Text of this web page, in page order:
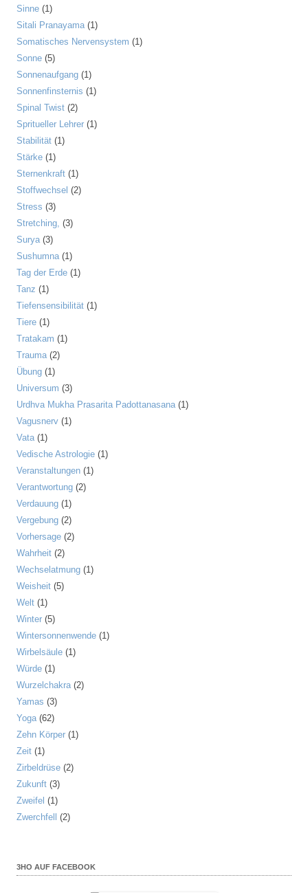
Sinne (1)
Sitali Pranayama(1)
Somatisches Nervensystem (1)
Sonne (5)
Sonnenaufgang (1)
Sonnenfinsternis (1)
Spinal Twist (2)
Spritueller Lehrer (1)
Stabilität (1)
Stärke (1)
Sternenkraft (1)
Stoffwechsel (2)
Stress (3)
Stretching, (3)
Surya(3)
Sushumna(1)
Tag der Erde (1)
Tanz (1)
Tiefensensibilität (1)
Tiere (1)
Tratakam (1)
Trauma(2)
Übung (1)
Universum (3)
Urdhva Mukha Prasarita Padottanasana(1)
Vagusnerv (1)
Vata(1)
Vedische Astrologie (1)
Veranstaltungen (1)
Verantwortung (2)
Verdauung (1)
Vergebung (2)
Vorhersage (2)
Wahrheit (2)
Wechselatmung (1)
Weisheit (5)
Welt (1)
Winter (5)
Wintersonnenwende (1)
Wirbelsäule (1)
Würde (1)
Wurzelchakra(2)
Yamas (3)
Yoga(62)
Zehn Körper (1)
Zeit (1)
Zirbeldrüse (2)
Zukunft (3)
Zweifel (1)
Zwerchfell
(2)
3HO AUF FACEBOOK